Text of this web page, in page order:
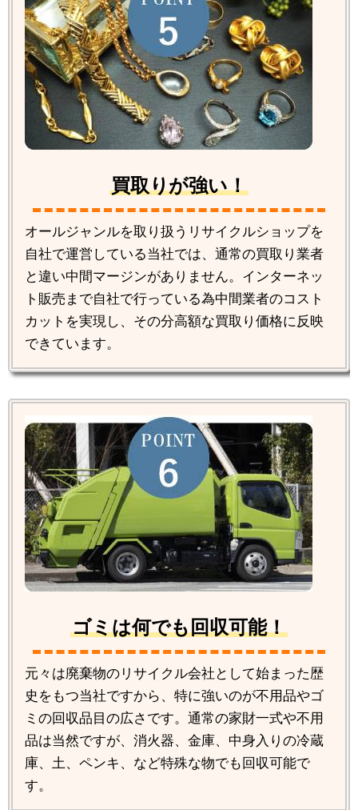
買取りが強い！
オールジャンルを取り扱うリサイクルショップを
自社で運営している当社では、通常の買取り業者
と違い中間マージンがありません。インターネッ
ト販売まで自社で行っている為中間業者のコスト
カットを実現し、その分高額な買取り価格に反映
できています。
ゴミは何でも回収可能！
元々は廃棄物のリサイクル会社として始まった歴
史をもつ当社ですから、特に強いのが不用品やゴ
ミの回収品目の広さです。通常の家財一式や不用
品は当然ですが、消火器、金庫、中身入りの冷蔵
庫、土、ペンキ、など特殊な物でも回収可能で
す。